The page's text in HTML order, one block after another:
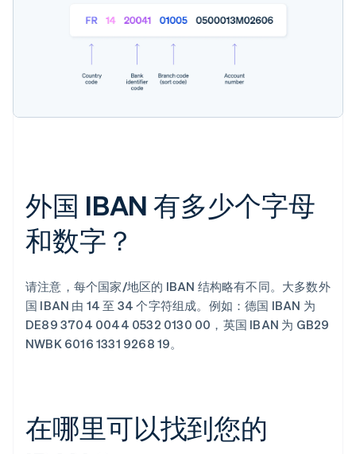
外国 IBAN 有多少个字母
和数字？
请注意，每个国家/地区的 IBAN 结构略有不同。大多数外
国 IBAN 由 14 至 34 个字符组成。例如：德国 IBAN 为
DE89 3704 0044 0532 0130 00，英国 IBAN 为 GB29
NWBK 6016 1331 9268 19。
在哪里可以找到您的